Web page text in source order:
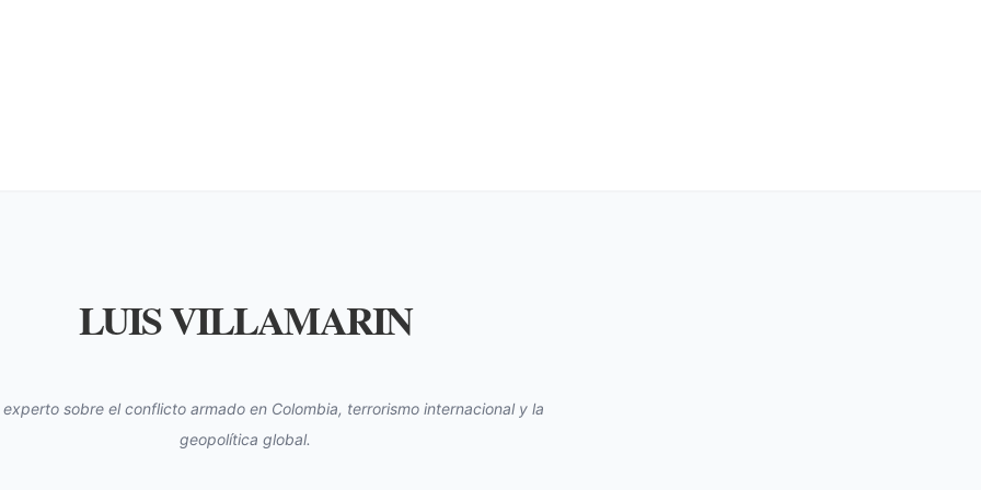
LUIS VILLAMARIN
experto sobre el conflicto armado en Colombia, terrorismo internacional y la
geopolítica global.